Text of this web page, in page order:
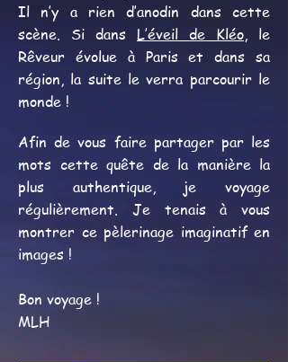
Il n’y a rien d’anodin dans cette
scène. Si dans L’éveil de Kléo, le
Rêveur évolue à Paris et dans sa
région, la suite le verra parcourir le
monde !
Afin de vous faire partager par les
mots cette quête de la manière la
plus authentique, je voyage
régulièrement. Je tenais à vous
montrer ce pèlerinage imaginatif en
images !
Bon voyage !
MLH